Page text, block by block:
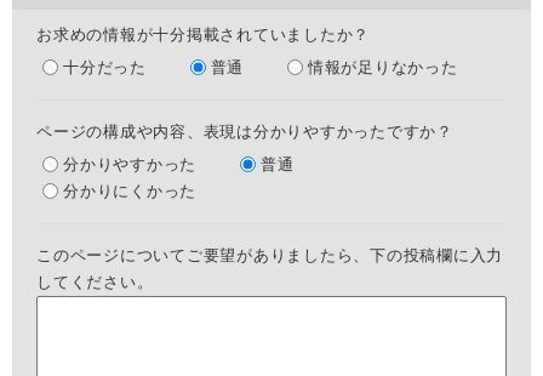
お求めの情報が十分掲載されていましたか？
十分だった
普通 情報が足りなかった
ページの構成や内容、表現は分かりやすかったですか？
分かりやすかった
普通
分かりにくかった
このページについてご要望がありましたら、下の投稿欄に入力
してください。